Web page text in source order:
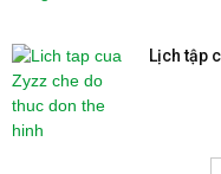
Lịch tập